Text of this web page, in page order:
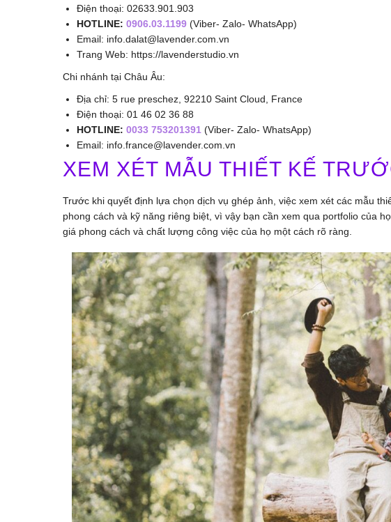
Điện thoại: 02633.901.903
HOTLINE: 0906.03.1199 (Viber- Zalo- WhatsApp)
Email: info.dalat@lavender.com.vn
Trang Web: https://lavenderstudio.vn
Chi nhánh tại Châu Âu:
Địa chỉ: 5 rue preschez, 92210 Saint Cloud, France
Điện thoại: 01 46 02 36 88
HOTLINE: 0033 753201391 (Viber- Zalo- WhatsApp)
Email: info.france@lavender.com.vn
XEM XÉT MẪU THIẾT KẾ
Trước khi quyết định lựa chọn dịch vụ ghép ảnh, việc xem xét các mẫu
phong cách và kỹ năng riêng biệt, vì vậy bạn cần xem qua portfolio của
giá phong cách và chất lượng công việc của họ một cách rõ ràng.